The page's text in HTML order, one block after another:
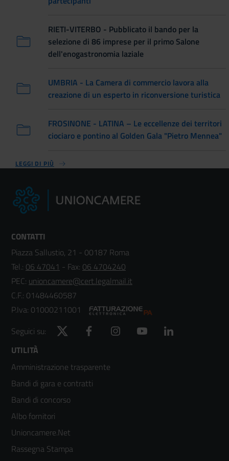
RIETI-VITERBO - Pubblicato il bando per la
selezione di 86 imprese per il primo Salone
dell'enogastronomia laziale
UMBRIA - La Camera di commercio lavora alla
creazione di un esperto in riconversione turistica
FROSINONE - LATINA – Le eccellenze dei territori
ciociaro e pontino al Golden Gala "Pietro Mennea"
LEGGI DI PIÙ
CONTATTI
Piazza Sallustio, 21 - 00187 Roma
Tel.: 06 47041 - Fax: 06 4704240
PEC: unioncamere@cert.legalmail.it
C.F.: 01484460587
P.Iva: 01000211001
Seguici su:
Twitter Facebook Instagram YouTube
Footer
menù
colonna
2
UTILITÀ
Amministrazione trasparente
Bandi di gara e contratti
Bandi di concorso
Albo fornitori
Unioncamere.Net
Rassegna Stampa